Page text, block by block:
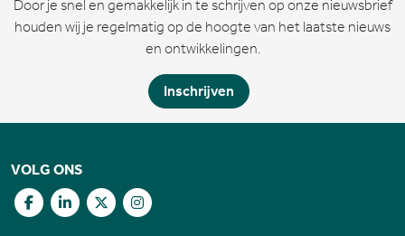
Door je snel en gemakkelijk in te schrijven op onze nieuwsbrief
houden wij je regelmatig op de hoogte van het laatste nieuws
en ontwikkelingen.
Inschrijven
VOLG ONS